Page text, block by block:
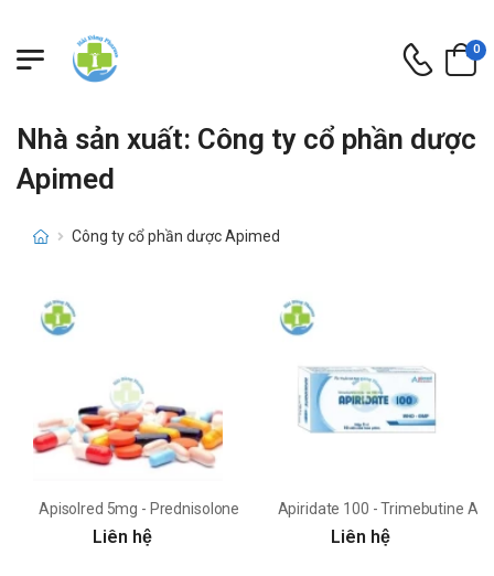
0
Nhà sản xuất: Công ty cổ phần dược
Apimed
Công ty cổ phần dược Apimed
Apisolred 5mg - Prednisolone Apimed
Liên hệ
Apiridate 100 - Trimebutine
Liên hệ